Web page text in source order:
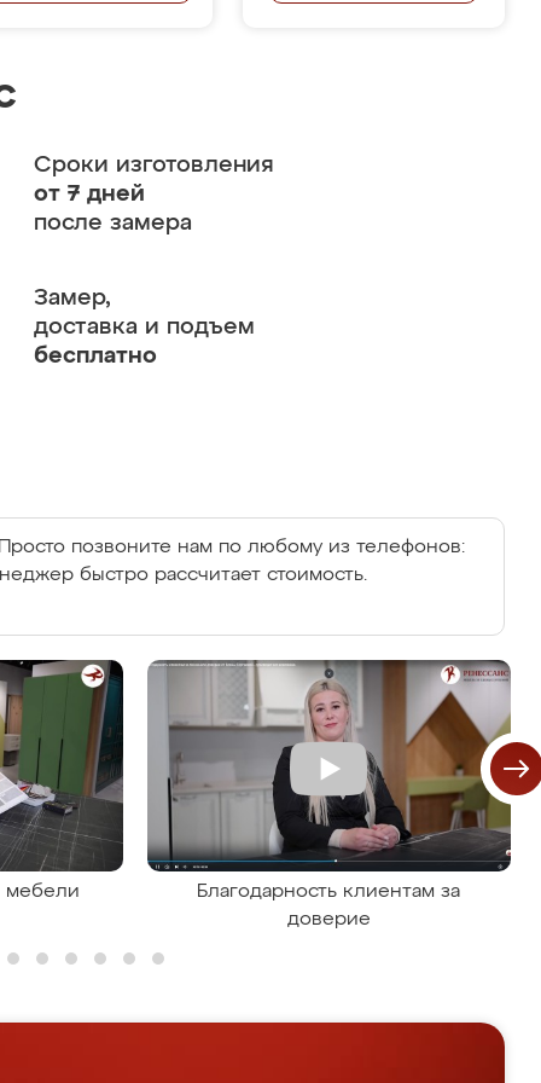
Сроки изготовления
от 7 дней
после замера
Замер,
доставка и подъем
бесплатно
позвоните нам по любому из телефонов:
быстро рассчитает стоимость.
мебели
Благодарность клиентам за
доверие